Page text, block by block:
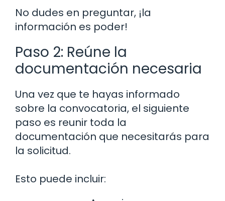
No dudes en preguntar, ¡la
información es poder!
Paso 2: Reúne la
documentación necesaria
Una vez que te hayas informado
sobre la convocatoria, el siguiente
paso es reunir toda la
documentación que necesitarás para
la solicitud.
Esto puede incluir: